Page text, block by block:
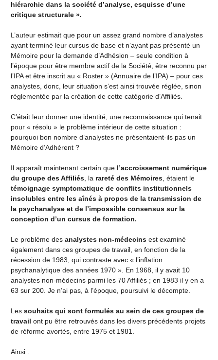
hiérarchie dans la société d’analyse, esquisse d’une
critique structurale ».
L’auteur estimait que pour un assez grand nombre d’analystes
ayant terminé leur cursus de base et n’ayant pas présenté un
Mémoire pour la demande d’Adhésion – seule condition à
l’époque pour être membre actif de la Société, être reconnu par
l’IPA et être inscrit au « Roster » (Annuaire de l’IPA) – pour ces
analystes, donc, leur situation s’est ainsi trouvée réglée, sinon
réglementée par la création de cette catégorie d’Affiliés.
C’était leur donner une identité, une reconnaissance qui tenait
pour « résolu » le problème intérieur de cette situation :
pourquoi bon nombre d’analystes ne présentaient-ils pas un
Mémoire d’Adhérent ?
Il apparaît maintenant certain que l’accroissement numérique
du groupe des Affiliés, la rareté des Mémoires, étaient le
témoignage symptomatique de conflits institutionnels
insolubles entre les aînés à propos de la transmission de
la psychanalyse et de l’impossible consensus sur la
conception d’un cursus de formation.
Le problème des analystes non-médecins est examiné
également dans ces groupes de travail, en fonction de la
récession de 1983, qui contraste avec « l’inflation
psychanalytique des années 1970 ». En 1968, il y avait 10
analystes non-médecins parmi les 70 Affiliés ; en 1983 il y en a
63 sur 200. Je n’ai pas, à l’époque, poursuivi le décompte.
Les souhaits qui sont formulés au sein de ces groupes de
travail ont pu être retrouvés dans les divers précédents projets
de réforme avortés, entre 1975 et 1981.
Ainsi :